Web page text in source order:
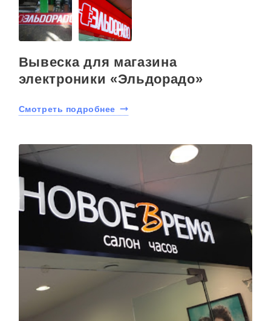
Вывеска для магазина
электроники «Эльдорадо»
Смотреть подробнее